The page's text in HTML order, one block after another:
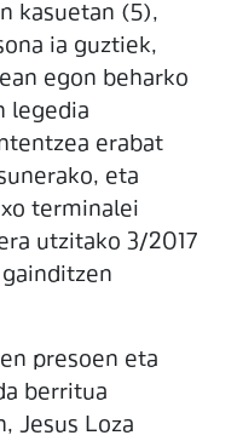
kasuetan (5),
ia guztiek,
egon beharko
legedia
erabat
eta
terminalei
utzitako 3/2017
presoen eta
berritua
Jesus Loza